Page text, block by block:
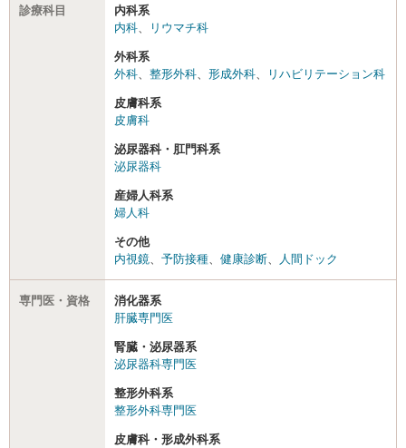
診療科目
内科系
内科
リウマチ科
外科系
外科
整形外科 形成外科 リハビリテーション科
皮膚科系
皮膚科
泌尿器科・肛門科系
泌尿器科
産婦人科系
婦人科
その他
内視鏡
予防接種 健康診断 人間ドック
専門医・資格
消化器系
肝臓専門医
腎臓・泌尿器系
泌尿器科専門医
整形外科系
整形外科専門医
皮膚科・形成外科系